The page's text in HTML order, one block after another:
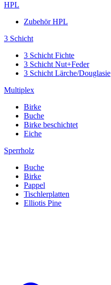
HPL
Zubehör HPL
3 Schicht
3 Schicht Fichte
3 Schicht Nut+Feder
3 Schicht Lärche/Douglasie
Multiplex
Birke
Buche
Birke beschichtet
Eiche
Sperrholz
Buche
Birke
Pappel
Tischlerplatten
Elliotis Pine